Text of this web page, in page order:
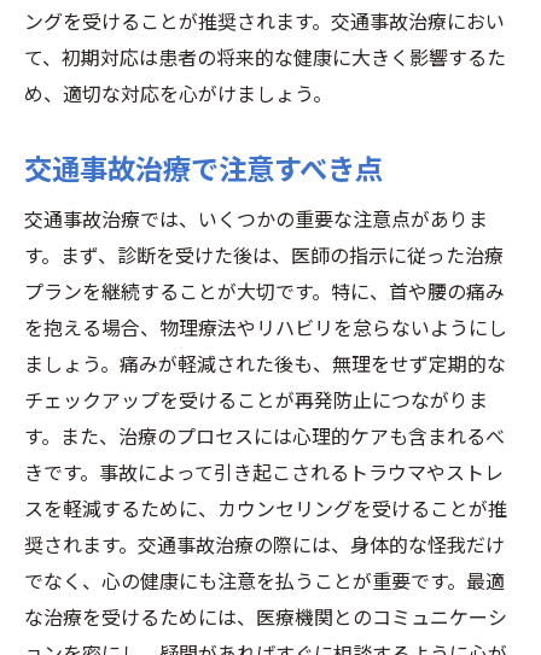
ングを受けることが推奨されます。交通事故治療におい
て、初期対応は患者の将来的な健康に大きく影響するた
め、適切な対応を心がけましょう。
交通事故治療で注意すべき点
交通事故治療では、いくつかの重要な注意点がありま
す。まず、診断を受けた後は、医師の指示に従った治療
プランを継続することが大切です。特に、首や腰の痛み
を抱える場合、物理療法やリハビリを怠らないようにし
ましょう。痛みが軽減された後も、無理をせず定期的な
チェックアップを受けることが再発防止につながりま
す。また、治療のプロセスには心理的ケアも含まれるべ
きです。事故によって引き起こされるトラウマやストレ
スを軽減するために、カウンセリングを受けることが推
奨されます。交通事故治療の際には、身体的な怪我だけ
でなく、心の健康にも注意を払うことが重要です。最適
な治療を受けるためには、医療機関とのコミュニケーシ